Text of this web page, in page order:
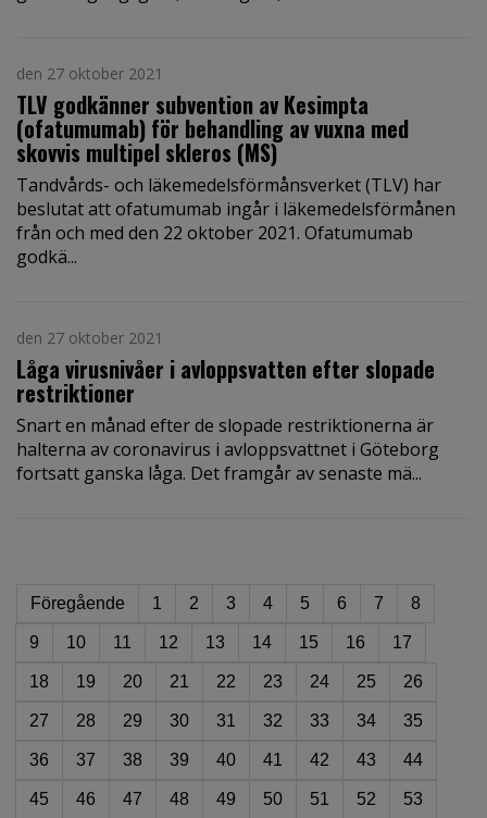
den 27 oktober 2021
TLV godkänner subvention av Kesimpta
(ofatumumab) för behandling av vuxna med
skovvis multipel skleros (MS)
Tandvårds- och läkemedelsförmånsverket (TLV) har
beslutat att ofatumumab ingår i läkemedelsförmånen
från och med den 22 oktober 2021. Ofatumumab
godkä...
den 27 oktober 2021
Låga virusnivåer i avloppsvatten efter slopade
restriktioner
Snart en månad efter de slopade restriktionerna är
halterna av coronavirus i avloppsvattnet i Göteborg
fortsatt ganska låga. Det framgår av senaste mä...
Föregående 1 2 3 4 5 6 7 8
9 10 11 12 13 14 15 16 17
18 19 20 21 22 23 24 25 26
27 28 29 30 31 32 33 34 35
36 37 38 39 40 41 42 43 44
45 46 47 48 49 50 51 52 53